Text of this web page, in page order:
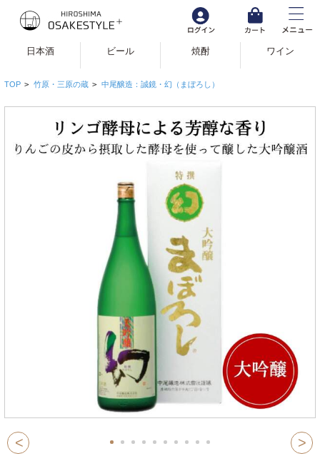
日本酒 ビール 焼酎 ワイン
TOP > 竹原・三原の蔵 > 中尾醸造：誠鏡・幻（まぼろし）
< >